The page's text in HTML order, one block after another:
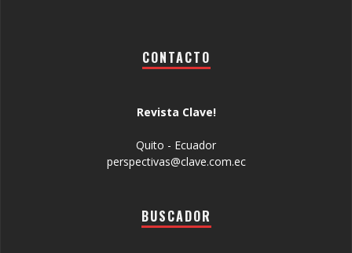
CONTACTO
Revista Clave!
Quito - Ecuador
perspectivas@clave.com.ec
BUSCADOR